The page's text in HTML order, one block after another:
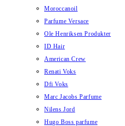
Moroccanoil
Parfume Versace
Ole Henriksen Produkter
ID Hair
American Crew
Renati Voks
Dfi Voks
Marc Jacobs Parfume
Nilens Jord
Hugo Boss parfume